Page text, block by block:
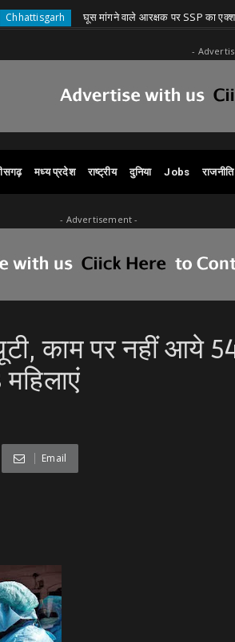
-
मध्य प्रदेश राष्ट्रीय दुनिया Jobs राजनीति
घूस मांगने वाले आरक्षक पर SSP का एक्शन, सस्पेंड
- Advertisement -
काम पर नहीं आये
Email